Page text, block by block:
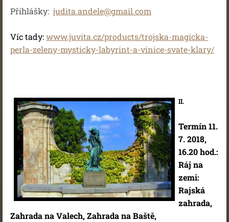
Přihlášky: judita.andele@gmail.com
Víc tady:www.juvita.cz/products/trojska-magicka-
perla-zeleny-mysticky-labyrint-a-vinice-svate-klary/
II.
Termín 11.
7. 2018,
16.20 hod.:
Ráj na
zemi:
Rajská
zahrada,
Zahrada na Valech, Zahrada na Baště,